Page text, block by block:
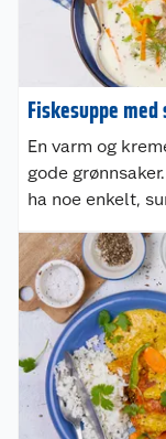
Fiskesuppe
En varm og
gode
ha noe enkelt,